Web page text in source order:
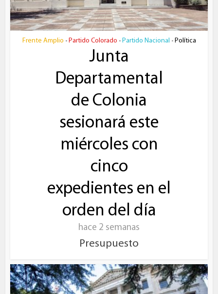
Frente Amplio • Partido Colorado • Partido Nacional • Política
Junta
Departamental
de Colonia
sesionará este
miércoles con
cinco
expedientes en el
orden del día
hace 2 semanas
Presupuesto